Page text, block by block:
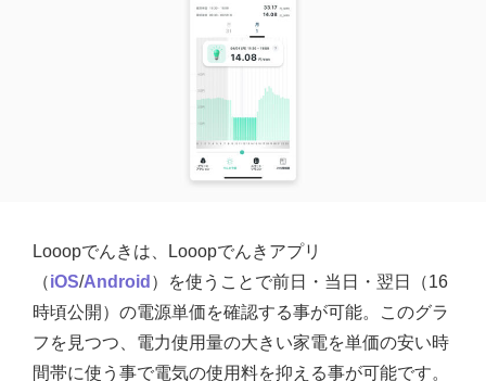
Looopでんきは、Looopでんきアプリ
（iOS/Android ）を使うことで前日・当日・翌日（16
時頃公開）の電源単価を確認する事が可能。このグラ
フを見つつ、電力使用量の大きい家電を単価の安い時
間帯に使う事で電気の使用料を抑える事が可能です。